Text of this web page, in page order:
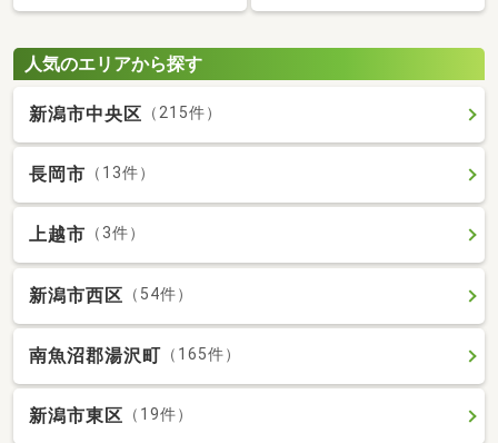
人気のエリアから探す
新潟市中央区 （215件）
長岡市 （13件）
上越市 （3件）
新潟市西区 （54件）
南魚沼郡湯沢町 （165件）
新潟市東区 （19件）